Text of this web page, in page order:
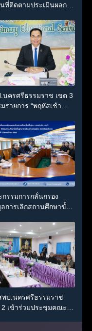
ที่ติดตามประเมินผลการ
รียนสตรีพังงา
นครศรีธรรมราช เขต 3
รายการ “พฤหัสเช้า
รรมการกลั่นกรอง
การเลิกสถานศึกษาขั้น
ห็นชอบให้เลิกสถานศึกษา
ฐาน โรงเรียนบ้านบาตู
สาขาบ้านหลังเขา
ภาคเรียนที่ 2 ปีการ
2569
พป.นครศรีธรรมราช
2 เข้าร่วมประชุมคณะ